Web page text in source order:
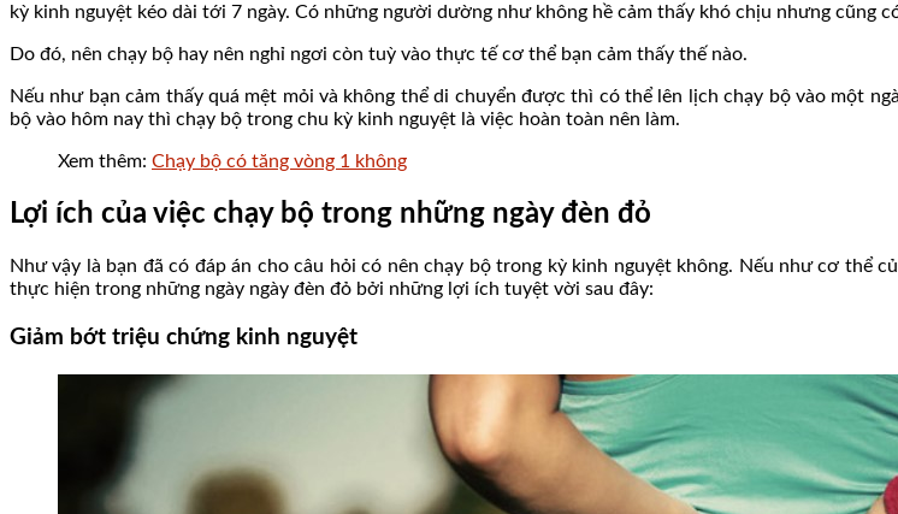
kỳ kinh nguyệt kéo dài tới 7 ngày. Có những người dường như không hề cảm thấy khó chịu nhưng cũng
Do đó, nên chạy bộ hay nên nghỉ ngơi còn tuỳ vào thực tế cơ thể bạn cảm thấy thế nào.
Nếu như bạn cảm thấy quá mệt mỏi và không thể di chuyển được thì có thể lên lịch chạy bộ vào một
bộ vào hôm nay thì chạy bộ trong chu kỳ kinh nguyệt là việc hoàn toàn nên làm.
Xem thêm: Chạy bộ có tăng vòng 1 không
Lợi ích của việc chạy bộ trong những ngày đèn đỏ
Như vậy là bạn đã có đáp án cho câu hỏi có nên chạy bộ trong kỳ kinh nguyệt không. Nếu như cơ thể
thực hiện trong những ngày ngày đèn đỏ bởi những lợi ích tuyệt vời sau đây:
Giảm bớt triệu chứng kinh nguyệt